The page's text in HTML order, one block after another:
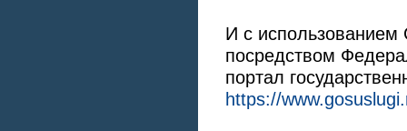
И с использованием
посредством
портал
https://